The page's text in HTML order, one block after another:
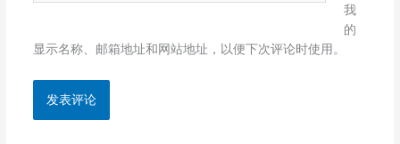
我
的
显示名称、邮箱地址和网站地址，以便下次评论时使用。